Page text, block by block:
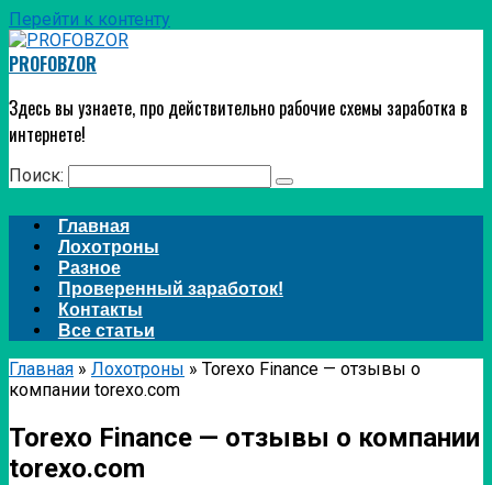
Перейти к контенту
PROFOBZOR
Здесь вы узнаете, про действительно рабочие схемы заработка в
интернете!
Поиск:
Главная
Лохотроны
Разное
Проверенный заработок!
Контакты
Все статьи
Главная » Лохотроны » Torexo Finance — отзывы о
компании torexo.com
Torexo Finance — отзывы о компании
torexo.com